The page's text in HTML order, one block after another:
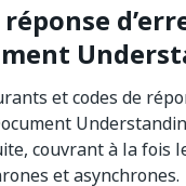
et codes de
couvrant à la fois
et asynchrones.